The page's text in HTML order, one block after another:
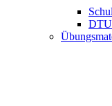
DTU